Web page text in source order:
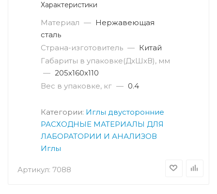
Артикул: 7088
Характеристики
Материал — Нержавеющая
сталь
Страна-изготовитель — Китай
Габариты в упаковке(ДxШxВ), мм
— 205х160х110
Вес в упаковке, кг — 0.4
Категории: Иглы двусторонние
РАСХОДНЫЕ МАТЕРИАЛЫ ДЛЯ
ЛАБОРАТОРИИ И АНАЛИЗОВ
Иглы